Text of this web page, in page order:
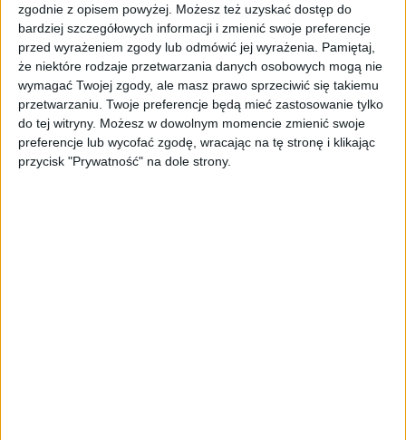
zgodnie z opisem powyżej. Możesz też uzyskać dostęp do
bardziej szczegółowych informacji i zmienić swoje preferencje
przed wyrażeniem zgody lub odmówić jej wyrażenia.
Pamiętaj,
że niektóre rodzaje przetwarzania danych osobowych mogą nie
wymagać Twojej zgody, ale masz prawo sprzeciwić się takiemu
przetwarzaniu. Twoje preferencje będą mieć zastosowanie tylko
do tej witryny. Możesz w dowolnym momencie zmienić swoje
preferencje lub wycofać zgodę, wracając na tę stronę i klikając
przycisk "Prywatność" na dole strony.